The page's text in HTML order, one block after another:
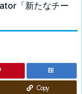


検索
「新たなチー
B!
Copy